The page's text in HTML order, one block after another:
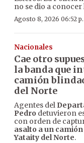
no se dio a
Agosto 8, 2026 06:52
Nacionales
Cae otro
la banda que
camión
del Norte
Agentes del
Pedro detuvieron
con orden de
asalto a un
Yataity del Norte.